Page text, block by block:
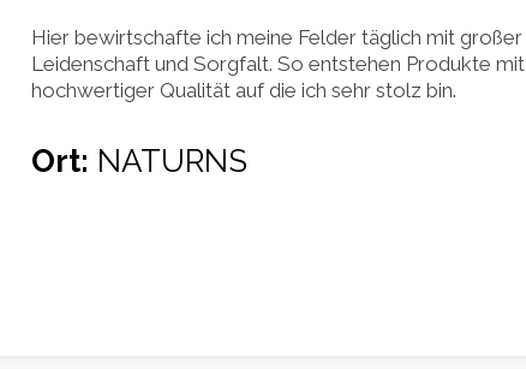
Hier bewirtschafte ich meine Felder täglich mit großer
Leidenschaft und Sorgfalt. So entstehen Produkte mit
hochwertiger Qualität auf die ich sehr stolz bin.
Ort: NATURNS